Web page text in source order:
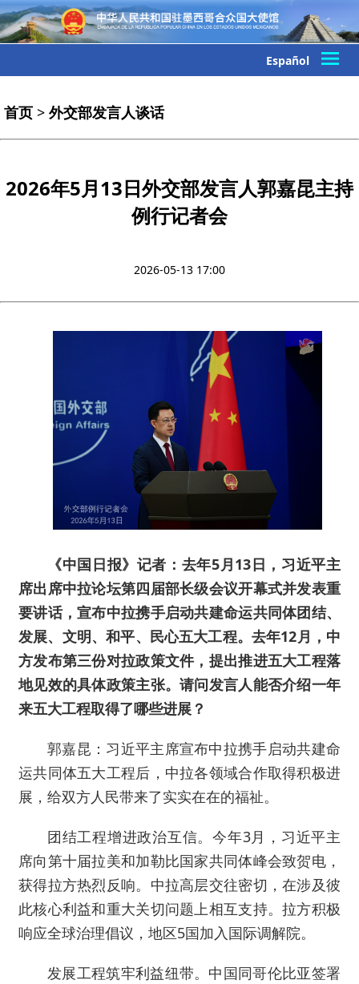
Español
首页 > 外交部发言人谈话
2026年5月13日外交部发言人郭嘉昆主持
例行记者会
2026-05-13 17:00
《中国日报》记者：去年5月13日，习近平主
席出席中拉论坛第四届部长级会议开幕式并发表重
要讲话，宣布中拉携手启动共建命运共同体团结、
发展、文明、和平、民心五大工程。去年12月，中
方发布第三份对拉政策文件，提出推进五大工程落
地见效的具体政策主张。请问发言人能否介绍一年
来五大工程取得了哪些进展？
郭嘉昆：习近平主席宣布中拉携手启动共建命
运共同体五大工程后，中拉各领域合作取得积极进
展，给双方人民带来了实实在在的福祉。
团结工程增进政治互信。今年3月，习近平主
席向第十届拉美和加勒比国家共同体峰会致贺电，
获得拉方热烈反响。中拉高层交往密切，在涉及彼
此核心利益和重大关切问题上相互支持。拉方积极
响应全球治理倡议，地区5国加入国际调解院。
发展工程筑牢利益纽带。中国同哥伦比亚签署